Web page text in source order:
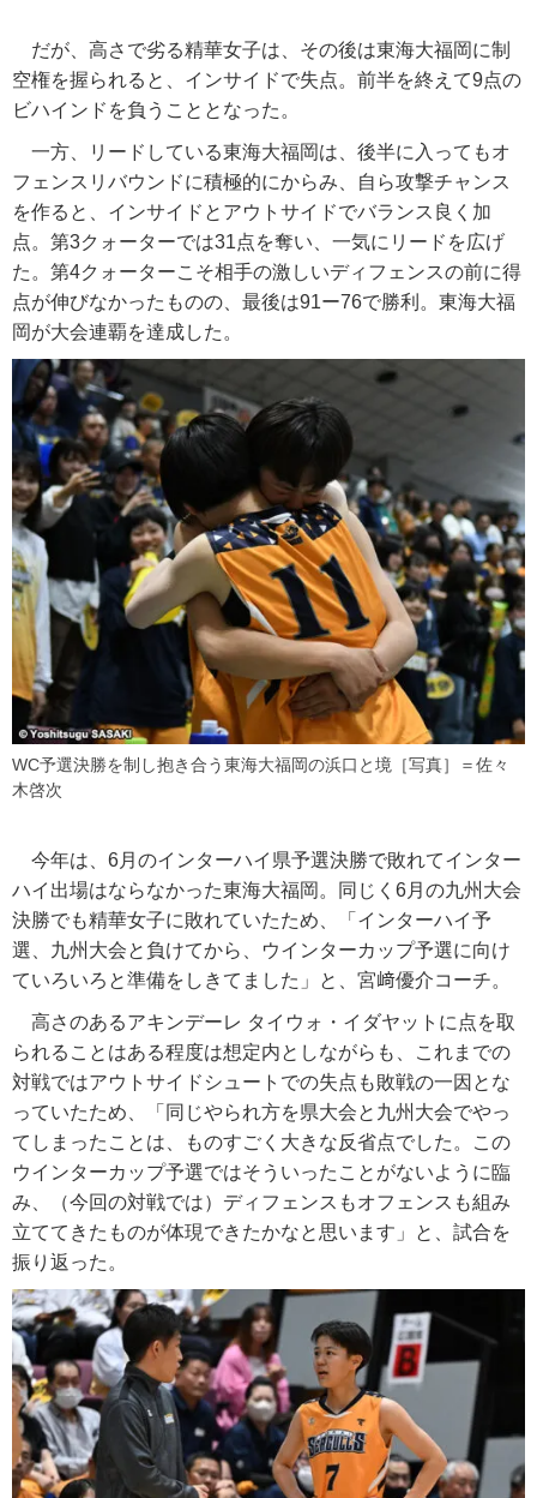
だが、高さで劣る精華女子は、その後は東海大福岡に制
空権を握られると、インサイドで失点。前半を終えて9点の
ビハインドを負うこととなった。
一方、リードしている東海大福岡は、後半に入ってもオ
フェンスリバウンドに積極的にからみ、自ら攻撃チャンス
を作ると、インサイドとアウトサイドでバランス良く加
点。第3クォーターでは31点を奪い、一気にリードを広げ
た。第4クォーターこそ相手の激しいディフェンスの前に得
点が伸びなかったものの、最後は91ー76で勝利。東海大福
岡が大会連覇を達成した。
WC予選決勝を制し抱き合う東海大福岡の浜口と境［写真］＝佐々
木啓次
今年は、6月のインターハイ県予選決勝で敗れてインター
ハイ出場はならなかった東海大福岡。同じく6月の九州大会
決勝でも精華女子に敗れていたため、「インターハイ予
選、九州大会と負けてから、ウインターカップ予選に向け
ていろいろと準備をしきてました」と、宮﨑優介コーチ。
高さのあるアキンデーレ タイウォ・イダヤットに点を取
られることはある程度は想定内としながらも、これまでの
対戦ではアウトサイドシュートでの失点も敗戦の一因とな
っていたため、「同じやられ方を県大会と九州大会でやっ
てしまったことは、ものすごく大きな反省点でした。この
ウインターカップ予選ではそういったことがないように臨
み、（今回の対戦では）ディフェンスもオフェンスも組み
立ててきたものが体現できたかなと思います」と、試合を
振り返った。